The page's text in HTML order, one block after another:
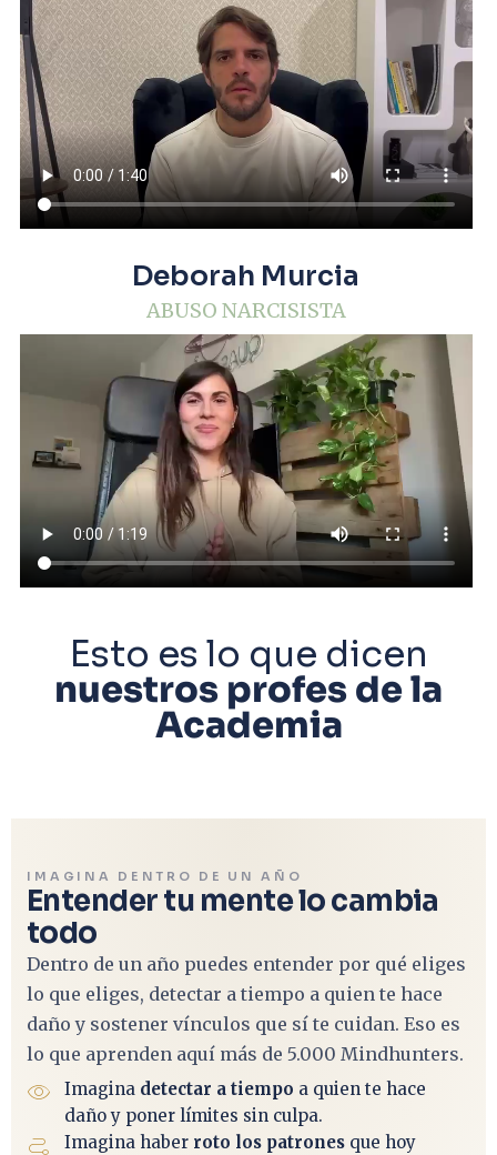
Deborah Murcia
ABUSO NARCISISTA
Esto es lo que dicen
nuestros profes de la
Academia
IMAGINA DENTRO DE UN AÑO
Entender tu mente lo cambia
todo
Dentro de un año puedes entender por qué eliges
lo que eliges, detectar a tiempo a quien te hace
daño y sostener vínculos que sí te cuidan. Eso es
lo que aprenden aquí más de 5.000 Mindhunters.
Imagina detectar a tiempo a quien te hace
daño y poner límites sin culpa.
Imagina haber roto los patrones que hoy